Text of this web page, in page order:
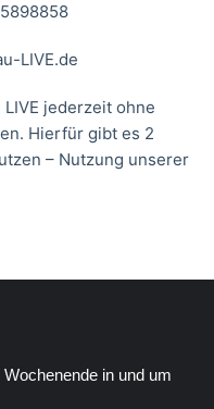
LIVE.de
jederzeit ohne
Hierfür gibt es 2
– Nutzung unserer
in und um